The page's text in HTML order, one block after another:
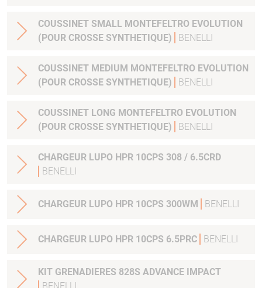
COUSSINET SMALL MONTEFELTRO EVOLUTION
(POUR CROSSE SYNTHETIQUE)
BENELLI
COUSSINET MEDIUM MONTEFELTRO EVOLUTION
(POUR CROSSE SYNTHETIQUE)
BENELLI
COUSSINET LONG MONTEFELTRO EVOLUTION
(POUR CROSSE SYNTHETIQUE)
BENELLI
CHARGEUR LUPO HPR 10CPS 308 / 6.5CRD
BENELLI
CHARGEUR LUPO HPR 10CPS 300WM BENELLI
CHARGEUR LUPO HPR 10CPS 6.5PRC BENELLI
KIT GRENADIERES 828S ADVANCE IMPACT